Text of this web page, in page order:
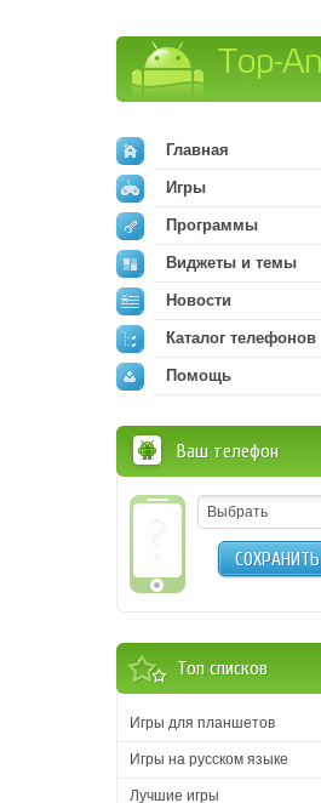
Главная
Игры
Программы
Виджеты и темы
Новости
Каталог телефонов
Помощь
Ваш телефон
Выбрать
СОХРАНИТЬ
Топ списков
Игры для планшетов
Игры на русском языке
Лучшие игры